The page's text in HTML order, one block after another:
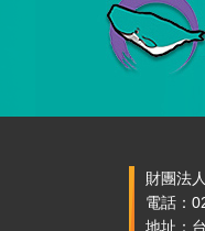
財團法
電話：
地址：